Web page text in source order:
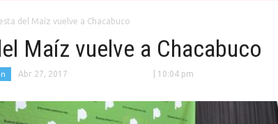
del Maíz vuelve a Chacabuco
Maíz vuelve a Chacabuco
Abr 27, 2017 | 10:04 pm